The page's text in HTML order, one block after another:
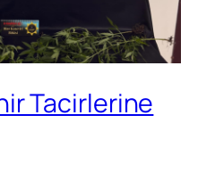
Tacirlerine